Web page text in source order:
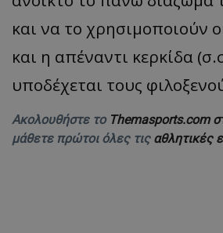
και να το χρησιμοποιούν
και η απέναντι κερκίδα
υποδέχεται τους
Ακολουθήστε το Themasports.com
μάθετε πρώτοι όλες τις αθλητικές